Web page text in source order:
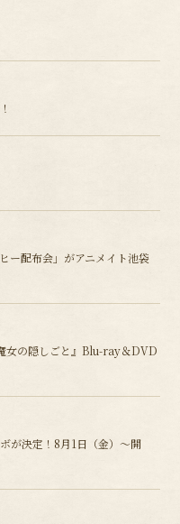
ー配布会」がアニメイト池袋
女の隠しごと』Blu-ray＆DVD
が決定！8月1日（金）～開